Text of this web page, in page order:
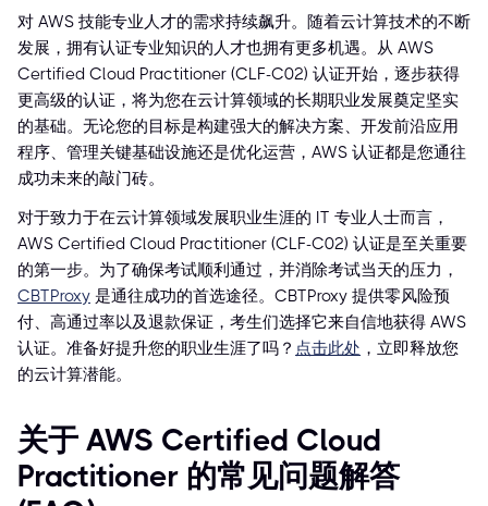
对 AWS 技能专业人才的需求持续飙升。随着云计算技术的不断
发展，拥有认证专业知识的人才也拥有更多机遇。从 AWS
Certified Cloud Practitioner (CLF-C02) 认证开始，逐步获得
更高级的认证，将为您在云计算领域的长期职业发展奠定坚实
的基础。无论您的目标是构建强大的解决方案、开发前沿应用
程序、管理关键基础设施还是优化运营，AWS 认证都是您通往
成功未来的敲门砖。
对于致力于在云计算领域发展职业生涯的 IT 专业人士而言，
AWS Certified Cloud Practitioner (CLF-C02) 认证是至关重要
的第一步。为了确保考试顺利通过，并消除考试当天的压力，
CBTProxy 是通往成功的首选途径。CBTProxy 提供零风险预
付、高通过率以及退款保证，考生们选择它来自信地获得 AWS
认证。准备好提升您的职业生涯了吗？ 点击此处 ，立即释放您
的云计算潜能。
关于 AWS Certified Cloud
Practitioner 的常见问题解答